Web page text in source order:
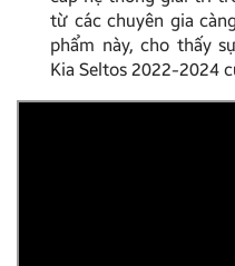
từ các chuyên gia
phẩm này, cho thấy
Kia Seltos 2022-2024